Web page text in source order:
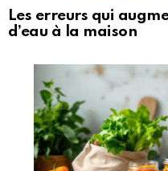
Les erreurs qui
d’eau à la maison